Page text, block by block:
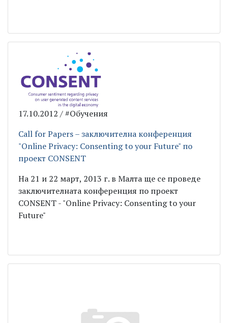
17.10.2012 / #Обучения
Call for Papers – заключителна конференция
"Online Privacy: Consenting to your Future" по
проект CONSENT
На 21 и 22 март, 2013 г. в Малта ще се проведе
заключителната конференция по проект
CONSENT - "Online Privacy: Consenting to your
Future"